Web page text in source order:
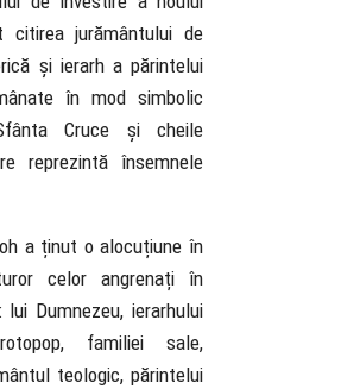
jurământului de
și ierarh a părintelui
în mod simbolic
Cruce și cheile
reprezintă însemnele
a ținut o alocuțiune în
celor angrenați în
Dumnezeu, ierarhului
familiei sale,
teologic, părintelui